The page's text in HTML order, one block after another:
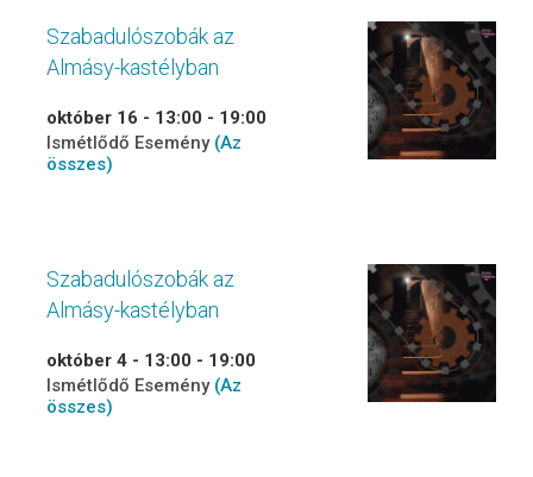
Szabadulószobák az
Almásy-kastélyban
október 16 - 13:00 - 19:00
Ismétlődő Esemény (Az
összes)
Szabadulószobák az
Almásy-kastélyban
október 4 - 13:00 - 19:00
Ismétlődő Esemény (Az
összes)